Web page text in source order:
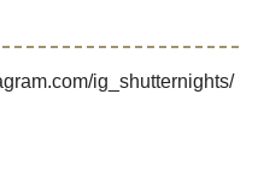
ig_shutternights/